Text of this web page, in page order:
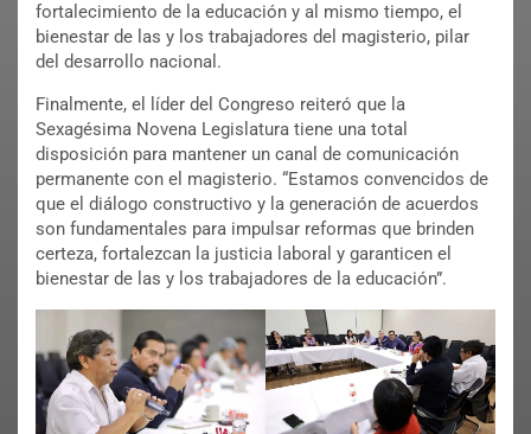
fortalecimiento de la educación y al mismo tiempo, el
bienestar de las y los trabajadores del magisterio, pilar
del desarrollo nacional.
Finalmente, el líder del Congreso reiteró que la
Sexagésima Novena Legislatura tiene una total
disposición para mantener un canal de comunicación
permanente con el magisterio. “Estamos convencidos de
que el diálogo constructivo y la generación de acuerdos
son fundamentales para impulsar reformas que brinden
certeza, fortalezcan la justicia laboral y garanticen el
bienestar de las y los trabajadores de la educación”.